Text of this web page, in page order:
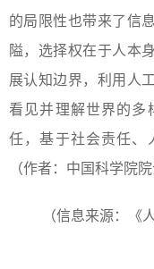
的局限性也带来了信
隘，选择权在于人本
展认知边界，利用人
看见并理解世界的多
任，基于社会责任、
（作者：中国科学院
（信息来源：《